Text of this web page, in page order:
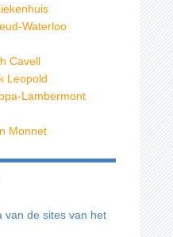
Waterloo
Cavell
Leopold
Lambermont
Monnet
van de sites van het